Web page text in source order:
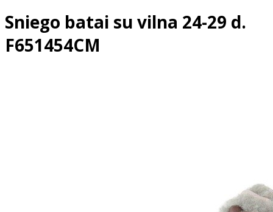
Sniego batai su vilna 24-29 d.
F651454CM